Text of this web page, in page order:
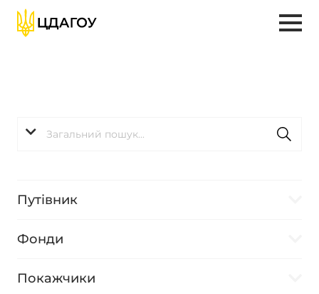
Путівник
Фонди
Покажчики